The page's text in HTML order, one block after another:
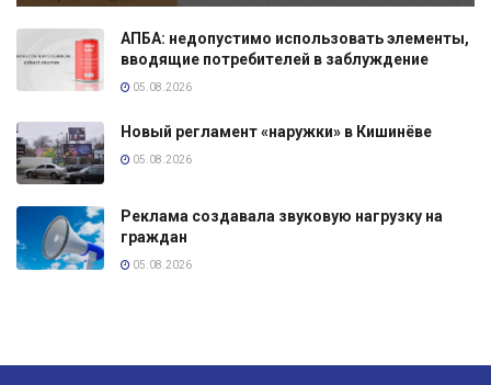
АПБА: недопустимо использовать элементы,
вводящие потребителей в заблуждение
05.08.2026
Новый регламент «наружки» в Кишинёве
05.08.2026
Реклама создавала звуковую нагрузку на
граждан
05.08.2026